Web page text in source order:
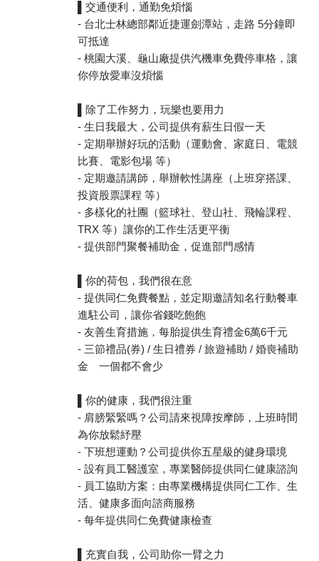
▌交通便利，通勤免煩惱
- 台北士林總部鄰近捷運劍潭站，走路 5分鐘即
可抵達
- 桃園大溪、龜山廠提供汽機車免費停車格，讓
你停放愛車沒煩惱
▌除了工作努力，玩樂也要用力
- 生日我最大，公司提供有薪生日假一天
- 定期舉辦好玩的活動（運動會、家庭日、電競
比賽、電影包場 等）
- 定期邀請講師，舉辦軟性講座（上班穿搭課、
投資股票課程 等）
- 多樣化的社團（籃球社、登山社、飛輪課程、
TRX 等）讓你的工作生活更平衡
- 提供部門聚餐補助金，促進部門感情
▌你的荷包，我們很在意
- 提供同仁免費餐點，並定期邀請知名行動餐車
進駐公司，讓你省錢吃飽飽
- 友善生育措施，每胎提供生育禮金6萬6千元
- 三節禮品(券) / 生日禮券 / 旅遊補助 / 婚喪補助
金 一個都不會少
▌你的健康，我們很注重
- 肩膀緊緊嗎？公司請來視障按摩師，上班時間
為你放鬆紓壓
- 下班想運動？公司提供你五星級的健身環境
- 設有員工醫護室，專業醫師提供同仁健康諮詢
- 員工協助方案：由專業機構提供同仁工作、生
活、健康多面向諮商服務
- 每年提供同仁免費健康檢查
▌充實自我，公司助你一臂之力